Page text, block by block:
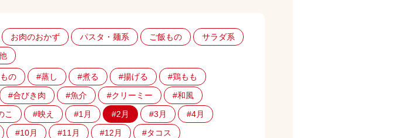
お肉のおかず パスタ・麺系 ご飯もの
サラダ系
の #蒸し #煮る #揚げる
#鶏もも
#合びき肉 #魚介 #クリーミー
#和風
こ #映え #1月 #2月 #3月
#4月
#10月 #11月 #12月 #タコス